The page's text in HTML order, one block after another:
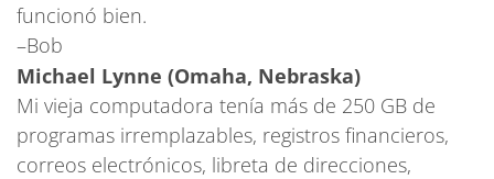
funcionó bien.
–Bob
Michael Lynne (Omaha, Nebraska)
Mi vieja computadora tenía más de 250 GB de
programas irremplazables, registros financieros,
correos electrónicos, libreta de direcciones,